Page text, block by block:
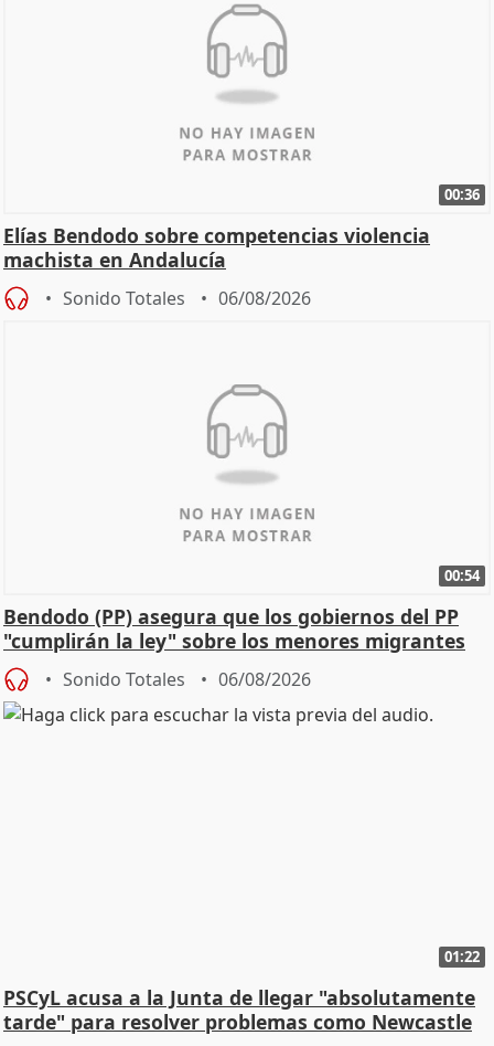
00:36
Elías Bendodo sobre competencias violencia
machista en Andalucía
Sonido Totales 06/08/2026
00:54
Bendodo (PP) asegura que los gobiernos del PP
"cumplirán la ley" sobre los menores migrantes
Sonido Totales 06/08/2026
01:22
PSCyL acusa a la Junta de llegar "absolutamente
tarde" para resolver problemas como Newcastle